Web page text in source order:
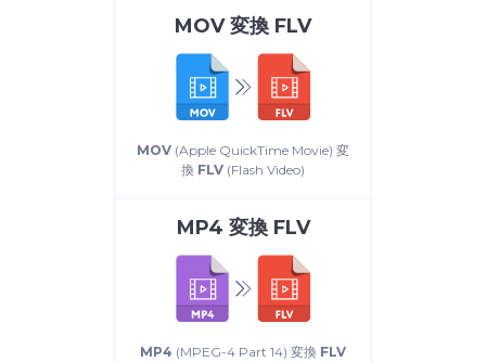
MOV変換 FLV
MOV (Apple QuickTime Movie) 変
換 FLV (Flash Video)
MP4 変換 FLV
MP4 (MPEG-4 Part 14) 変換 FLV